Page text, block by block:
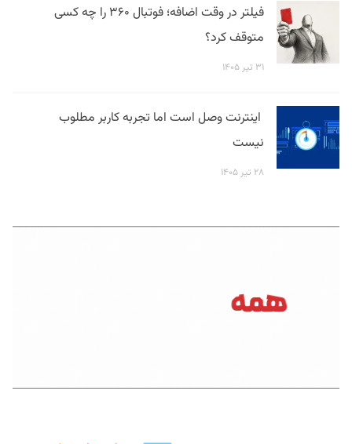
فیلتر در وقت اضافه؛ فوتبال ۳۶۰ را چه کسی
متوقف کرد؟
۳۱ تیر ۱۴۰۵
اینترنت وصل است اما تجربه کاربر مطلوب
نیست
۲۸ تیر ۱۴۰۵